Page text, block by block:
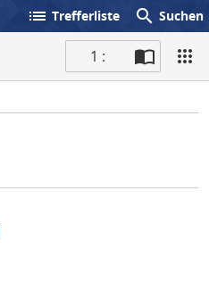
list Trefferliste search Suchen
1 :